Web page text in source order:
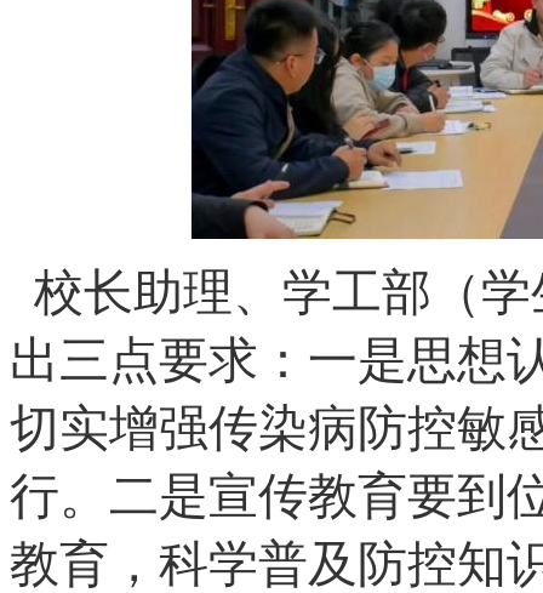
校长助理、学工部（
出三点要求：一是思想
切实增强传染病防控敏
行。二是宣传教育要到
教育，科学普及防控知